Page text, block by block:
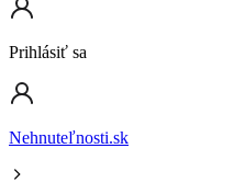
Prihlásiť sa
Nehnuteľnosti.sk